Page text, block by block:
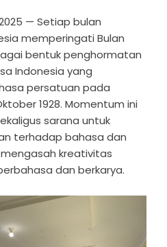
— Setiap bulan
memperingati Bulan
bentuk penghormatan
Indonesia yang
persatuan pada
1928. Momentum ini
sarana untuk
terhadap bahasa dan
kreativitas
dan berkarya.